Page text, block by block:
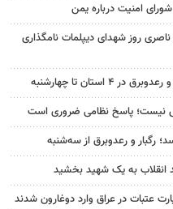
امنیت درباره یمن
روز شهدای دیپلمات نامگذاری
تا چهارشنبه
نیست؛ پاسخ نظامی ضروری است
رگبار و رعدوبرق از سه‌شنبه
انقلاب به یک شهید بخشید